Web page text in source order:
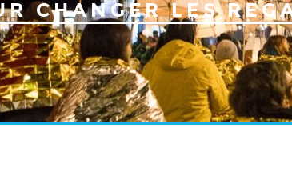
CHANGER LES